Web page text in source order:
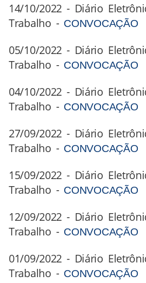
14/10/2022 - Diário
Trabalho - CONVOCAÇÃO
05/10/2022 - Diário
Trabalho - CONVOCAÇÃO
04/10/2022 - Diário
Trabalho - CONVOCAÇÃO
27/09/2022 - Diário
Trabalho - CONVOCAÇÃO
15/09/2022 - Diário
Trabalho - CONVOCAÇÃO
12/09/2022 - Diário
Trabalho - CONVOCAÇÃO
01/09/2022 - Diário
Trabalho - CONVOCAÇÃO